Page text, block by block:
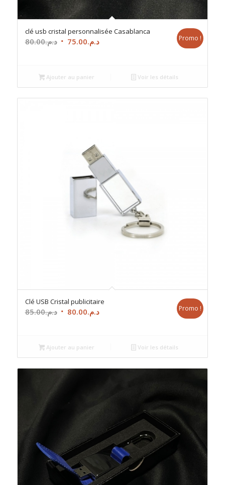
clé usb cristal personnalisée Casablanca
د.م.80.00
Le
était :
د.م.80.00.
د.م.75.00
Le
د.م.75.00.
Promo !
Ajouter au panier Voir les détails
Clé USB Cristal publicitaire
د.م.85.00
Le
était :
د.م.85.00.
د.م.80.00
Le
د.م.80.00.
Promo !
Ajouter au panier Voir les détails